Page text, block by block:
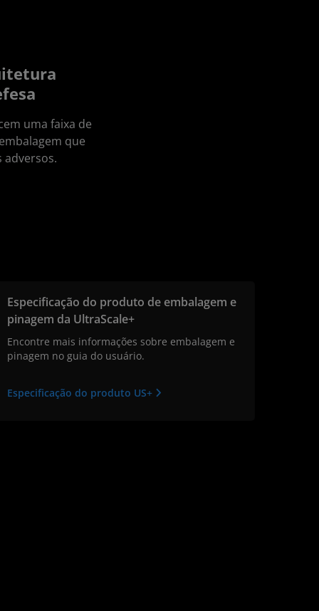
uma faixa de
que
adversos.
Especificação do produto de embalagem e
pinagem da UltraScale+
Encontre mais informações sobre embalagem e
pinagem no guia do usuário.
Especificação do produto US+